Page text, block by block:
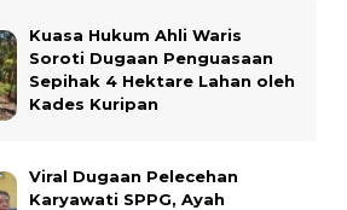
Kuasa Hukum Ahli Waris
Soroti Dugaan Penguasaan
Sepihak 4 Hektare Lahan oleh
Kades Kuripan
Viral Dugaan Pelecehan
Karyawati SPPG, Ayah